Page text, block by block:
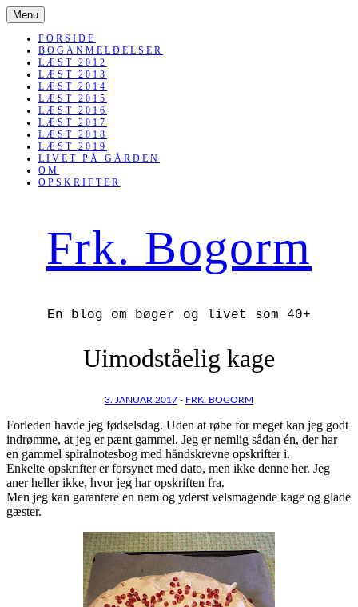
Menu SKIP
TO
CONTENT
FORSIDE
BOGANMELDELSER
LÆST 2012
LÆST 2013
LÆST 2014
LÆST 2015
LÆST 2016
LÆST 2017
LÆST 2018
LÆST 2019
LIVET PÅ GÅRDEN
OM
OPSKRIFTER
Frk. Bogorm
En blog om bøger og livet som 40+
Uimodståelig kage
3. JANUAR 2017 - FRK. BOGORM
Forleden havde jeg fødselsdag. Uden at røbe for meget kan jeg godt
indrømme, at jeg er pænt gammel. Jeg er nemlig sådan én, der har
en gammel spiralnotesbog med håndskrevne opskrifter i.
Enkelte opskrifter er forsynet med dato, men ikke denne her. Jeg
aner heller ikke, hvor jeg har opskriften fra.
Men jeg kan garantere en nem og yderst velsmagende kage og glade
gæster.